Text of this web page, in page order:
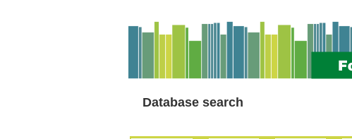
Database search